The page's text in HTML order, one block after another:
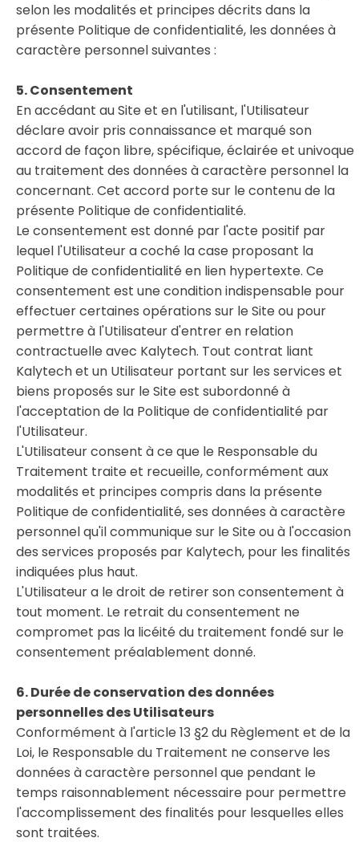
selon les modalités et principes décrits dans la
présente Politique de confidentialité, les données à
caractère personnel suivantes :
5. Consentement
En accédant au Site et en l'utilisant, l'Utilisateur
déclare avoir pris connaissance et marqué son
accord de façon libre, spécifique, éclairée et univoque
au traitement des données à caractère personnel la
concernant. Cet accord porte sur le contenu de la
présente Politique de confidentialité.
Le consentement est donné par l'acte positif par
lequel l'Utilisateur a coché la case proposant la
Politique de confidentialité en lien hypertexte. Ce
consentement est une condition indispensable pour
effectuer certaines opérations sur le Site ou pour
permettre à l'Utilisateur d'entrer en relation
contractuelle avec Kalytech. Tout contrat liant
Kalytech et un Utilisateur portant sur les services et
biens proposés sur le Site est subordonné à
l'acceptation de la Politique de confidentialité par
l'Utilisateur.
L'Utilisateur consent à ce que le Responsable du
Traitement traite et recueille, conformément aux
modalités et principes compris dans la présente
Politique de confidentialité, ses données à caractère
personnel qu'il communique sur le Site ou à l'occasion
des services proposés par Kalytech, pour les finalités
indiquées plus haut.
L'Utilisateur a le droit de retirer son consentement à
tout moment. Le retrait du consentement ne
compromet pas la licéité du traitement fondé sur le
consentement préalablement donné.
6. Durée de conservation des données
personnelles des Utilisateurs
Conformément à l'article 13 §2 du Règlement et de la
Loi, le Responsable du Traitement ne conserve les
données à caractère personnel que pendant le
temps raisonnablement nécessaire pour permettre
l'accomplissement des finalités pour lesquelles elles
sont traitées.